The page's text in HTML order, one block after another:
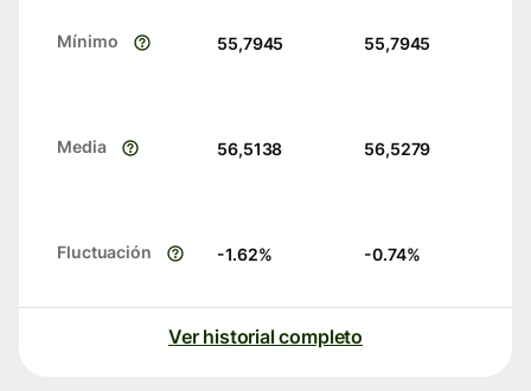
Mínimo 55,7945 55,7945
Media 56,5138 56,5279
Fluctuación -1.62% -0.74%
Ver historial completo